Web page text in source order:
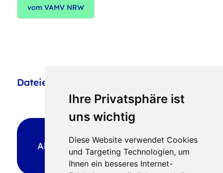
Ihre Privatsphäre ist
uns wichtig
Diese Website verwendet Cookies
und Targeting Technologien, um
Ihnen ein besseres Internet-
vom VAMV NRW
Dateien
Alleinerziehende_Alleinerziehend
im Studium.pdf
467 KB